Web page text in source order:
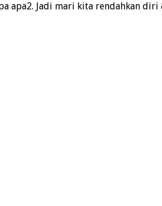
apa2. Jadi mari kita rendahkan